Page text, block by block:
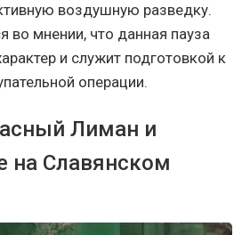
воздушную разведку.
во мнении, что данная пауза
и служит подготовкой к
операции.
Лиман и
на Славянском